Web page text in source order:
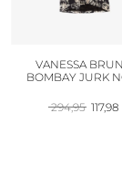
VANESSA
BOMBAY JURK
294,95
prijs
117,98